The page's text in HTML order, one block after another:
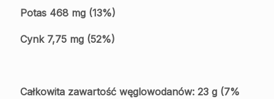
Potas 468 mg (13%)
Cynk 7,75 mg (52%)
Całkowita zawartość węglowodanów: 23 g (7%